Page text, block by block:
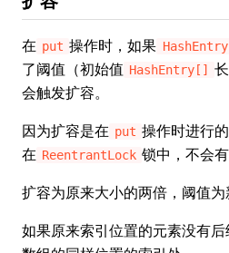
在 put 操作时，如果 HashEntry
了阈值（初始值 HashEntry[]
会触发扩容。
因为扩容是在 put 操作时进行
在 ReentrantLock 锁中，不会
扩容为原来大小的两倍，阈值为
如果原来索引位置的元素没有